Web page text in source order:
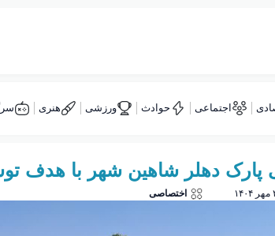
اجتماعی حوادث ورزشی هنری
پارک دهلر شاهین شهر با هدف
اختصاصی